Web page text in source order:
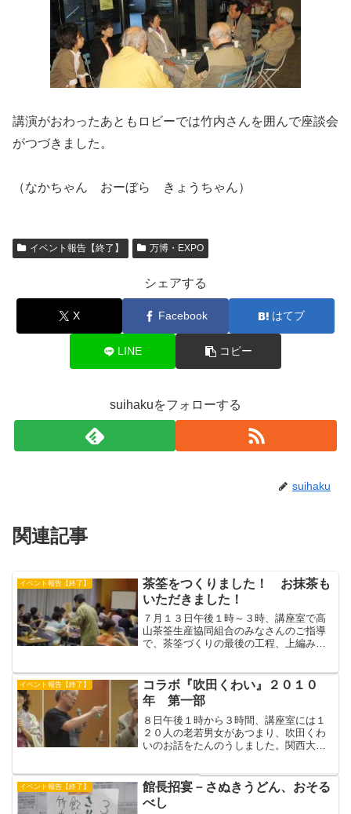
講演がおわったあともロビーでは竹内さんを囲んで座談会
がつづきました。
（なかちゃん おーぼら きょうちゃん）
イベント報告【終了】 万博・EXPO
シェアする
X Facebook はてブ
LINE コピー
suihakuをフォローする
suihaku
関連記事
イベント報告【終了】
茶筌をつくりました！ お抹茶も
いただきました！
７月１３日午後１時～３時、講座室で高
山茶筌生産協同組合のみなさんのご指導
で、茶筌づくりの最後の工程、上編みに
ヘラで仕上げて、ハイできあがり！（＾
＾）ｖ（実は、大事な仕上...
イベント報告【終了】
コラボ『吹田くわい』２０１０
年 第一部
８日午後１時から３時間、講座室には１
２０人の老若男女があつまり、吹田くわ
いのお話をたんのうしました。関西大学
の司会で始まりました。カンチョーは吹
田くわい保存会の方々に招...
イベント報告【終了】
館長招宴－さぬきうどん、おそる
べし